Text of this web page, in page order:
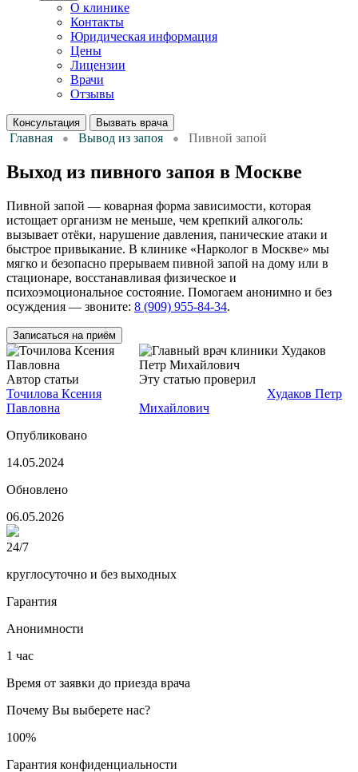
О клинике
Контакты
Юридическая информация
Цены
Лицензии
Врачи
Отзывы
Консультация Вызвать врача
Главная Вывод из запоя Пивной запой
Выход из пивного запоя в Москве
Пивной запой — коварная форма зависимости, которая
истощает организм не меньше, чем крепкий алкоголь:
вызывает отёки, нарушение давления, панические атаки и
быстрое привыкание. В клинике «Нарколог в Москве» мы
мягко и безопасно прерываем пивной запой на дому или в
стационаре, восстанавливая физическое и
психоэмоциональное состояние. Помогаем анонимно и без
осуждения — звоните: 8 (909) 955-84-34.
Записаться на приём
Автор статьи
Точилова Ксения
Павловна
Эту статью проверил
Худаков Петр
Михайлович
Опубликовано
14.05.2024
Обновлено
06.05.2026
24/7
круглосуточно и без выходных
Гарантия
Анонимности
1 час
Время от заявки до приезда врача
Почему Вы выберете нас?
100%
Гарантия конфиденциальности